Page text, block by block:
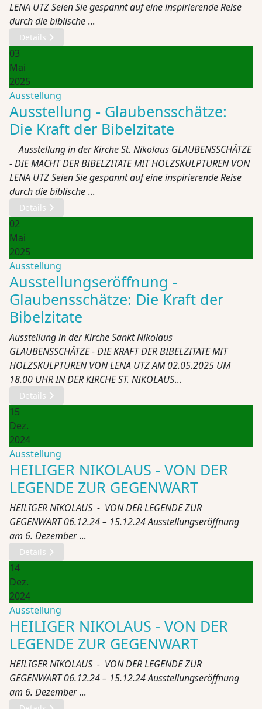
LENA UTZ Seien Sie gespannt auf eine inspirierende Reise
durch die biblische ...
Details
03
Mai
2025
Ausstellung
Ausstellung - Glaubensschätze:
Die Kraft der Bibelzitate
Ausstellung in der Kirche St. Nikolaus GLAUBENSSCHÄTZE
- DIE MACHT DER BIBELZITATE MIT HOLZSKULPTUREN VON
LENA UTZ Seien Sie gespannt auf eine inspirierende Reise
durch die biblische ...
Details
02
Mai
2025
Ausstellung
Ausstellungseröffnung -
Glaubensschätze: Die Kraft der
Bibelzitate
Ausstellung in der Kirche Sankt Nikolaus
GLAUBENSSCHÄTZE - DIE KRAFT DER BIBELZITATE MIT
HOLZSKULPTUREN VON LENA UTZ AM 02.05.2025 UM
18.00 UHR IN DER KIRCHE ST. NIKOLAUS...
Details
15
Dez.
2024
Ausstellung
HEILIGER NIKOLAUS - VON DER
LEGENDE ZUR GEGENWART
HEILIGER NIKOLAUS - VON DER LEGENDE ZUR
GEGENWART 06.12.24 – 15.12.24 Ausstellungseröffnung
am 6. Dezember...
Details
14
Dez.
2024
Ausstellung
HEILIGER NIKOLAUS - VON DER
LEGENDE ZUR GEGENWART
HEILIGER NIKOLAUS - VON DER LEGENDE ZUR
GEGENWART 06.12.24 – 15.12.24 Ausstellungseröffnung
am 6. Dezember...